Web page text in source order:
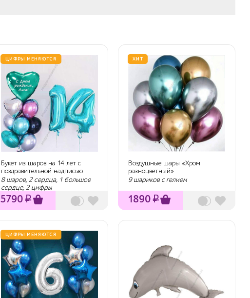
ЦИФРЫ МЕНЯЮТСЯ
Букет из шаров на 14 лет с
поздравительной надписью
8 шаров, 2 сердца, 1 большое
сердце, 2 цифры
5790₽
ХИТ
Воздушные шары «Хром
разноцветный»
9 шариков с гелием
1890₽
ЦИФРЫ МЕНЯЮТСЯ